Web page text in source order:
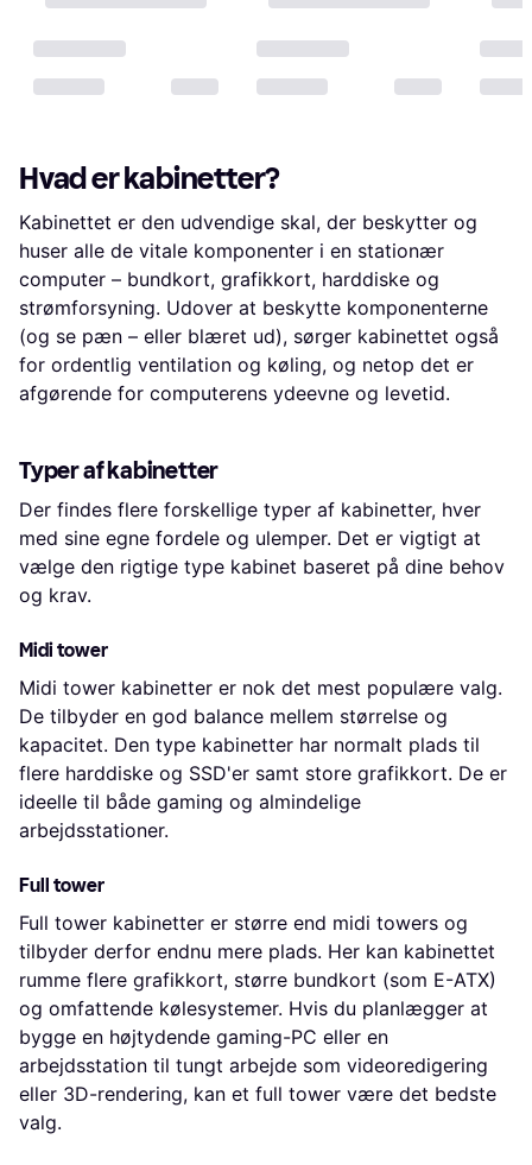
Hvad er kabinetter?
Kabinettet er den udvendige skal, der beskytter og
huser alle de vitale komponenter i en stationær
computer – bundkort, grafikkort, harddiske og
strømforsyning. Udover at beskytte komponenterne
(og se pæn – eller blæret ud), sørger kabinettet også
for ordentlig ventilation og køling, og netop det er
afgørende for computerens ydeevne og levetid.
Typer af kabinetter
Der findes flere forskellige typer af kabinetter, hver
med sine egne fordele og ulemper. Det er vigtigt at
vælge den rigtige type kabinet baseret på dine behov
og krav.
Midi tower
Midi tower kabinetter er nok det mest populære valg.
De tilbyder en god balance mellem størrelse og
kapacitet. Den type kabinetter har normalt plads til
flere harddiske og SSD'er samt store grafikkort. De er
ideelle til både gaming og almindelige
arbejdsstationer.
Full tower
Full tower kabinetter er større end midi towers og
tilbyder derfor endnu mere plads. Her kan kabinettet
rumme flere grafikkort, større bundkort (som E-ATX)
og omfattende kølesystemer. Hvis du planlægger at
bygge en højtydende gaming-PC eller en
arbejdsstation til tungt arbejde som videoredigering
eller 3D-rendering, kan et full tower være det bedste
valg.